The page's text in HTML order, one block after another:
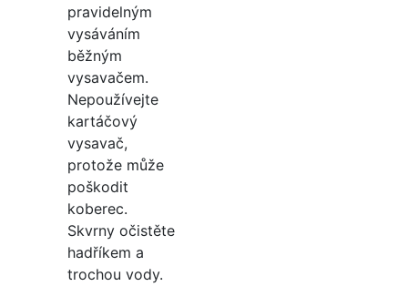
pravidelným
vysáváním
běžným
vysavačem.
Nepoužívejte
kartáčový
vysavač,
protože může
poškodit
koberec.
Skvrny očistěte
hadříkem a
trochou vody.